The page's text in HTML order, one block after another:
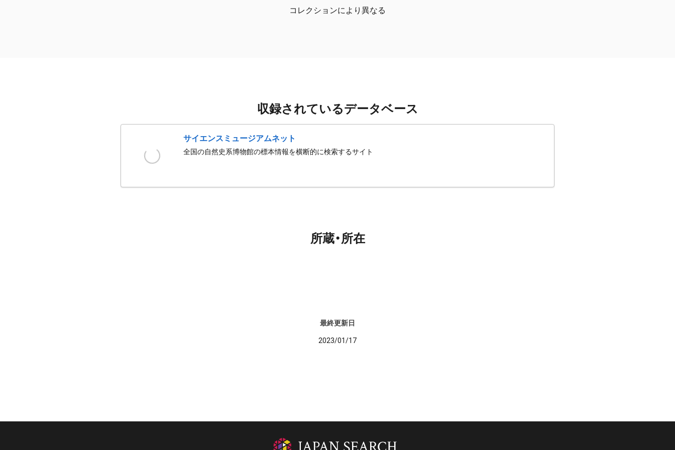
コレクションにより異なる
収録されているデータベース
サイエンスミュージアムネット
全国の自然史系博物館の標本情報を横断的に検索するサイト
所蔵・所在
最終更新日
2023/01/17